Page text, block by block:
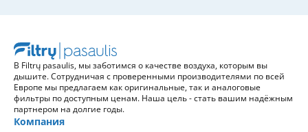
В Filtrų pasaulis, мы заботимся о качестве воздуха, которым вы
дышите. Сотрудничая с проверенными производителями по всей
Европе мы предлагаем как оригинальные, так и аналоговые
фильтры по доступным ценам. Наша цель - стать вашим надёжным
партнером на долгие годы.
Компания